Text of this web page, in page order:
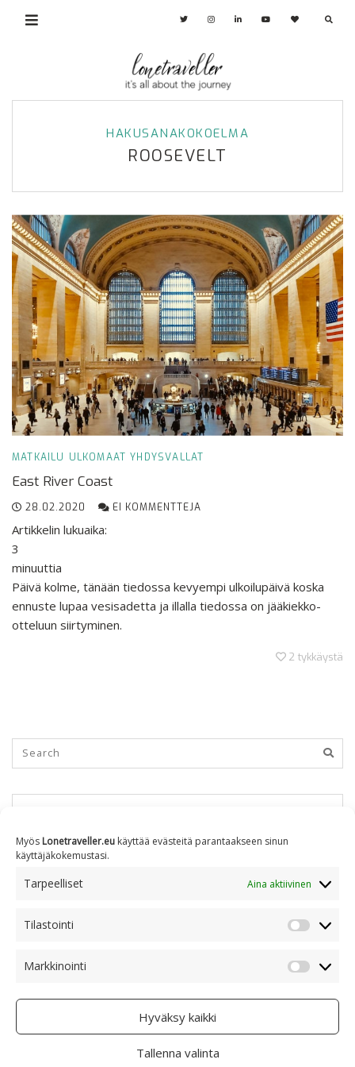
Myös Lonetraveller.eu käyttää evästeitä parantaakseen sinun
käyttäjäkokemustasi.
Tarpeelliset Aina aktiivinen
Tilastointi
Markkinointi
Hyväksy kaikki
Tallenna valinta
HAKUSANAKOKOELMA
ROOSEVELT
MATKAILU ULKOMAAT YHDYSVALLAT
East River Coast
28.02.2020 EI KOMMENTTEJA
Artikkelin lukuaika:
3
minuuttia
Päivä kolme, tänään tiedossa kevyempi ulkoilupäivä koska
ennuste lupaa vesisadetta ja illalla tiedossa on jääkiekko-
otteluun siirtyminen.
2 tykkäystä
Kuukausittain
Aiheittain
COPYRIGHT © 2005 - 2023 RAMI RANTA